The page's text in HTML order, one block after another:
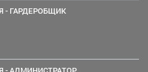
- ГАРДЕРОБЩИК